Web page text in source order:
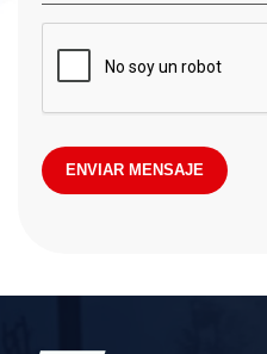
ENVIAR MENSAJE